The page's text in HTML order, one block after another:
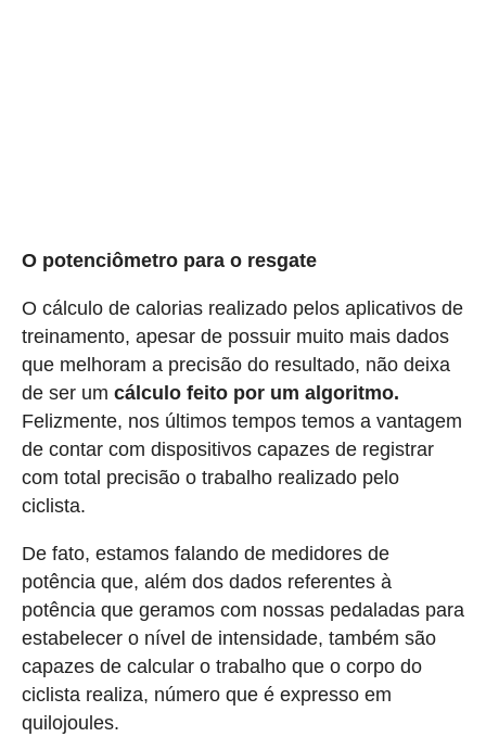
O potenciômetro para o resgate
O cálculo de calorias realizado pelos aplicativos de
treinamento, apesar de possuir muito mais dados
que melhoram a precisão do resultado, não deixa
de ser um cálculo feito por um algoritmo.
Felizmente, nos últimos tempos temos a vantagem
de contar com dispositivos capazes de registrar
com total precisão o trabalho realizado pelo
ciclista.
De fato, estamos falando de medidores de
potência que, além dos dados referentes à
potência que geramos com nossas pedaladas para
estabelecer o nível de intensidade, também são
capazes de calcular o trabalho que o corpo do
ciclista realiza, número que é expresso em
quilojoules.